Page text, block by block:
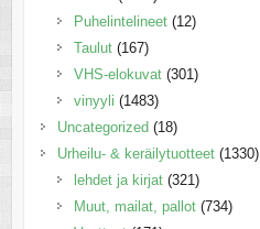
Puhelintelineet (12)
Taulut (167)
VHS-elokuvat (301)
vinyyli (1483)
Uncategorized (18)
Urheilu- & keräilytuotteet (1330)
lehdet ja kirjat (321)
Muut, mailat, pallot (734)